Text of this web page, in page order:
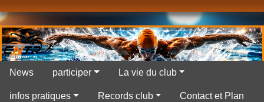
News participer La vie du club
infos pratiques Records club Contact et Plan